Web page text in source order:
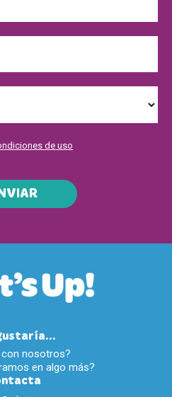
de uso
nosotros?
en algo más?